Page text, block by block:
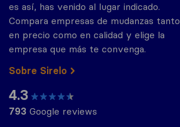
es así, has venido al lugar indicado.
Compara empresas de mudanzas tanto
en precio como en calidad y elige la
empresa que más te convenga.
Sobre Sirelo
4.3
793 Google reviews